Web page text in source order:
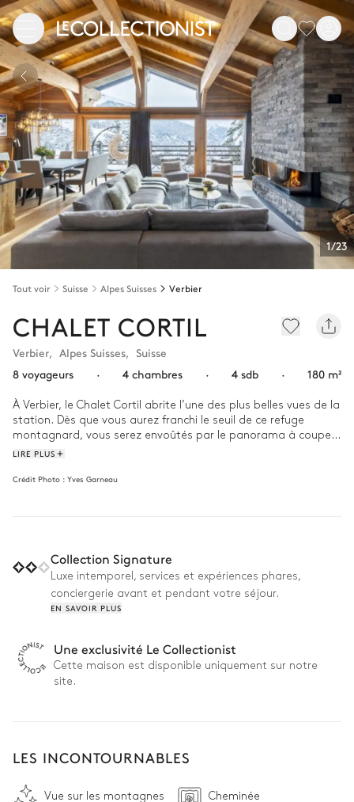
1/23
Tout voir Suisse Alpes Suisses Verbier
CHALET CORTIL
Verbier, Alpes Suisses, Suisse
8 voyageurs
· 4 chambres · 4 sdb · 180 m²
À Verbier, le Chalet Cortil abrite l’une des plus belles vues de la
station. Dès que vous aurez franchi le seuil de ce refuge
montagnard, vous serez envoûtés par le panorama à couper
le souffle sur les Alpes suisses qui se révèlent à travers les
rechargez les batteries avec un délicieux chocolat chaud, à
déguster en famille autour d’un flamboyant feu de cheminée.
LIRE PLUS
Crédit Photo : Yves Garneau
Collection Signature
Luxe intemporel, services et expériences phares,
conciergerie avant et pendant votre séjour.
EN SAVOIR PLUS
Une exclusivité Le Collectionist
Cette maison est disponible uniquement sur notre
site.
LES INCONTOURNABLES
Vue sur les montagnes Cheminée